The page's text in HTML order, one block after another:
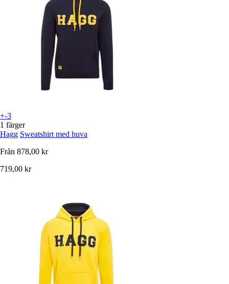
+-3
1 färger
Hagg Sweatshirt med huva
Från 878,00 kr
719,00 kr